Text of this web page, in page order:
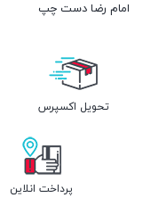
امام رضا دست چپ
تحویل اکسپرس
پرداخت انلاین